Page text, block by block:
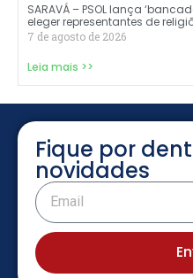
SARAVÁ – PSOL lança
eleger representantes de
7 de agosto de 2026
Leia mais >>
Fique por
novidades